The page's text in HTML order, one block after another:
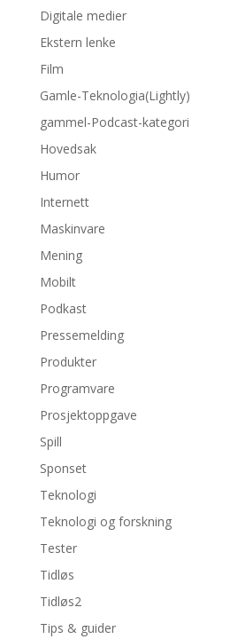
Digitale medier
Ekstern lenke
Film
Gamle-Teknologia(Lightly)
gammel-Podcast-kategori
Hovedsak
Humor
Internett
Maskinvare
Mening
Mobilt
Podkast
Pressemelding
Produkter
Programvare
Prosjektoppgave
Spill
Sponset
Teknologi
Teknologi og forskning
Tester
Tidløs
Tidløs2
Tips & guider